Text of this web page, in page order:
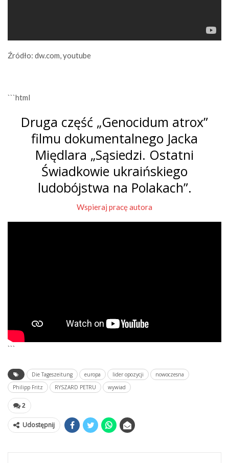
Źródło: dw.com, youtube
```html
Druga część „Genocidum atrox”
filmu dokumentalnego Jacka
Międlara „Sąsiedzi. Ostatni
Świadkowie ukraińskiego
ludobójstwa na Polakach”.
Wspieraj pracę autora
```
Die Tageszeitung europa lider opozycji
nowoczesna
Philipp Fritz
RYSZARD PETRU wywiad
2
Udostępnij